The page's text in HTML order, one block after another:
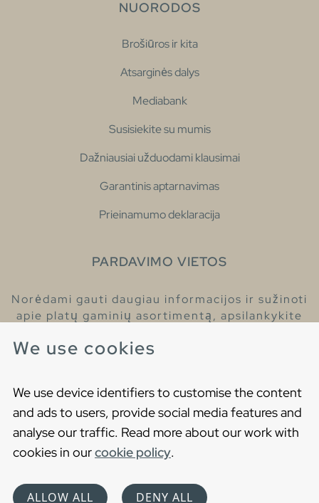
We use cookies
We use device identifiers to customise the content
and ads to users, provide social media features and
analyse our traffic. Read more about our work with
cookies in ourcookie policy.
ALLOW ALL DENY ALL
NUORODOS
Brošiūros ir kita
Atsarginės dalys
Mediabank
Susisiekite su mumis
Dažniausiai užduodami klausimai
Garantinis aptarnavimas
Prieinamumo deklaracija
PARDAVIMO VIETOS
Norėdami gauti daugiau informacijos ir sužinoti
apie platų gaminių asortimentą, apsilankykite
Cookies
Privatumo politika